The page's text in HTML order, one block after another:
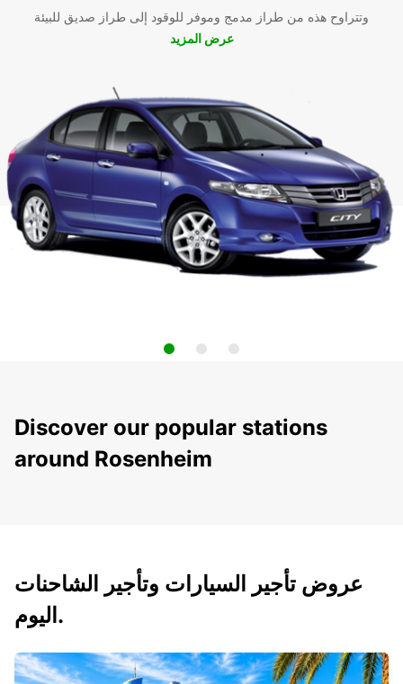
وتتراوح هذه من طراز مدمج وموفر للوقود إلى طراز صديق للبيئة
عرض المزيد
Discover our popular stations
around Rosenheim
عروض تأجير السيارات وتأجير الشاحنات
اليوم.